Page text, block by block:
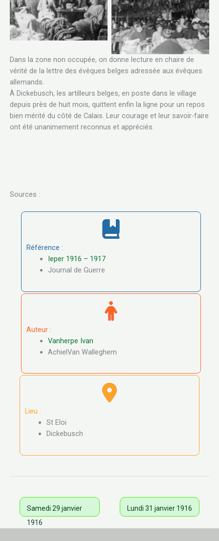
socks and underwear. Copyright: © IWM.
Original Source:
collections/item/object/205080949
(Q 8539) French women darning socks at a
laundry. Frevent, 15 February 1918.
Original Source:
http://www.iwm.org.uk/collections/item/object/
Dans la zone non occupée, on donne lecture en chaire de
vérité de la lettre des évêques belges adressée aux évêques
allemands.
À Dickebusch, les artilleurs belges, en poste dans le village
depuis près de huit mois, quittent enfin la ligne pour un repos
bien mérité du côté de Calais. Leur courage et leur savoir-faire
ont été unanimement reconnus et appréciés.
Sources :
Référence :
Ieper 1916 – 1917
Journal de Guerre
Auteur :
Vanherpe Ivan
AchielVan Walleghem
Lieu :
St Eloi
Dickebusch
Samedi 29 janvier
1916
Lundi 31 janvier 1916